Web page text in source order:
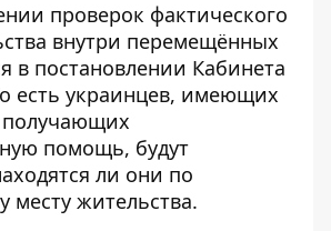
проверок фактического
внутри перемещённых
в постановлении Кабинета
есть украинцев, имеющих
получающих
помощь, будут
ли они по
месту жительства.